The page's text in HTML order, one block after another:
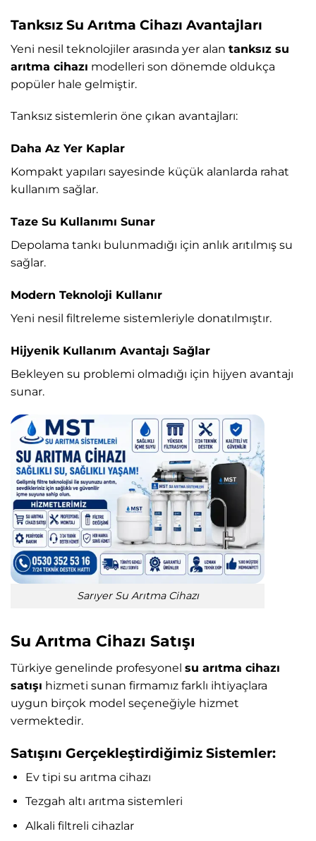
Tanksız Su Arıtma Cihazı Avantajları
Yeni nesil teknolojiler arasında yer alan tanksız su
arıtma cihazı modelleri son dönemde oldukça
popüler hale gelmiştir.
Tanksız sistemlerin öne çıkan avantajları:
Daha Az Yer Kaplar
Kompakt yapıları sayesinde küçük alanlarda rahat
kullanım sağlar.
Taze Su Kullanımı Sunar
Depolama tankı bulunmadığı için anlık arıtılmış su
sağlar.
Modern Teknoloji Kullanır
Yeni nesil filtreleme sistemleriyle donatılmıştır.
Hijyenik Kullanım Avantajı Sağlar
Bekleyen su problemi olmadığı için hijyen avantajı
sunar.
Sarıyer Su Arıtma Cihazı
Su Arıtma Cihazı Satışı
Türkiye genelinde profesyonel su arıtma cihazı
satışı hizmeti sunan firmamız farklı ihtiyaçlara
uygun birçok model seçeneğiyle hizmet
vermektedir.
Satışını Gerçekleştirdiğimiz Sistemler:
Ev tipi su arıtma cihazı
Tezgah altı arıtma sistemleri
Alkali filtreli cihazlar